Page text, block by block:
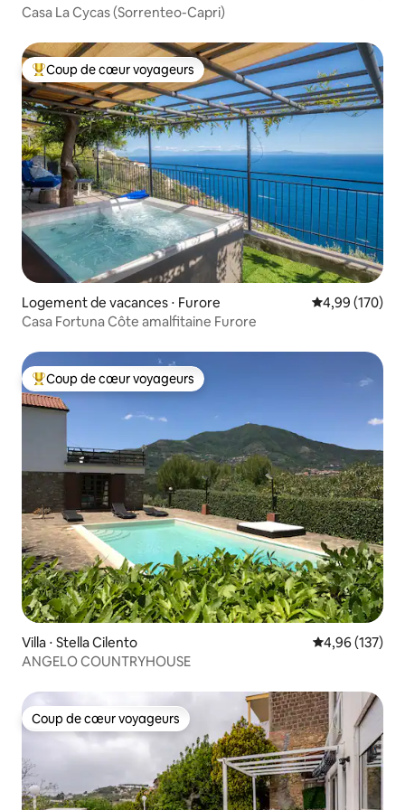
Casa La Cycas (Sorrenteo-Capri)
Coups de cœur voyageurs les plus appréciés
Coup de cœur voyageurs
Logement de vacances ⋅ Furore Évaluation
4,99 (170)
Casa Fortuna Côte amalfitaine Furore
Coups de cœur voyageurs les plus appréciés
Coup de cœur voyageurs
Villa ⋅ Stella Cilento Évaluation
4,96 (137)
ANGELO COUNTRYHOUSE
Coup de cœur voyageurs
Coup de cœur voyageurs